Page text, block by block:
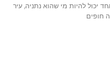
יכול להיות מי שהוא נתניה, עיר
חופים